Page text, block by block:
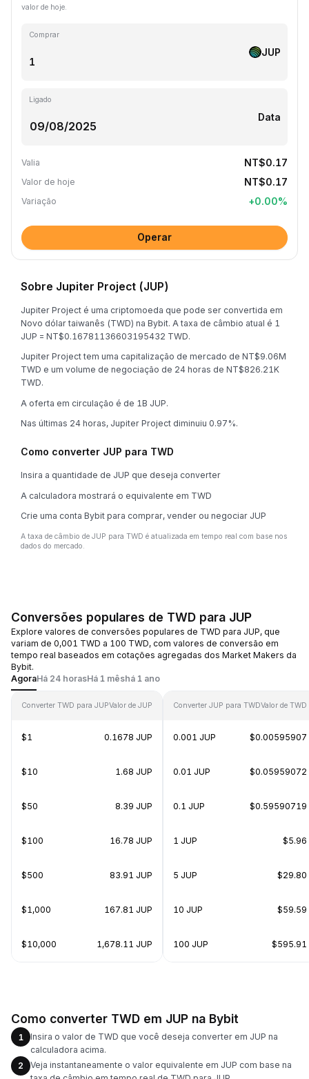
valor de hoje.
Comprar
JUP
Ligado
Data
Valia NT$0.17
Valor de hoje NT$0.17
Variação +0.00%
Operar
Sobre Jupiter Project (JUP)
Jupiter Project é uma criptomoeda que pode ser convertida em
Novo dólar taiwanês (TWD) na Bybit. A taxa de câmbio atual é 1
JUP = NT$0.16781136603195432 TWD.
Jupiter Project tem uma capitalização de mercado de NT$9.06M
TWD e um volume de negociação de 24 horas de NT$826.21K
TWD.
A oferta em circulação é de 1B JUP.
Nas últimas 24 horas, Jupiter Project diminuiu 0.97%.
Como converter JUP para TWD
Insira a quantidade de JUP que deseja converter
A calculadora mostrará o equivalente em TWD
Crie uma conta Bybit para comprar, vender ou negociar JUP
A taxa de câmbio de JUP para TWD é atualizada em tempo real com base nos
dados do mercado.
Conversões populares de TWD para JUP
Explore valores de conversões populares de TWD para JUP, que
variam de 0,001 TWD a 100 TWD, com valores de conversão em
tempo real baseados em cotações agregadas dos Market Makers da
Bybit.
AgoraHá 24 horasHá 1 mêshá 1 ano
Converter TWD para JUPValor de JUP
$1 0.1678 JUP
$10 1.68 JUP
$50 8.39 JUP
$100 16.78 JUP
$500 83.91 JUP
$1,000 167.81 JUP
$10,000 1,678.11 JUP
Converter JUP para TWDValor de TWD
0.001 JUP $0.00595907
0.01 JUP $0.05959072
0.1 JUP $0.59590719
1 JUP $5.96
5 JUP $29.80
10 JUP $59.59
100 JUP $595.91
Como converter TWD em JUP na Bybit
1
Insira o valor de TWD que você deseja converter em JUP na
calculadora acima.
2
Veja instantaneamente o valor equivalente em JUP com base na